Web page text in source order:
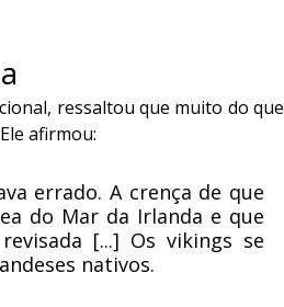
ressaltou que muito do que
afirmou:
errado. A crença de que
do Mar da Irlanda e que
[...] Os vikings se
nativos.